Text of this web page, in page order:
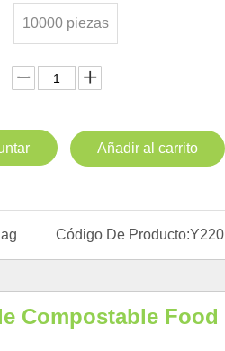
10000 piezas
Añadir al carrito
Código De Producto:
Compostable Food